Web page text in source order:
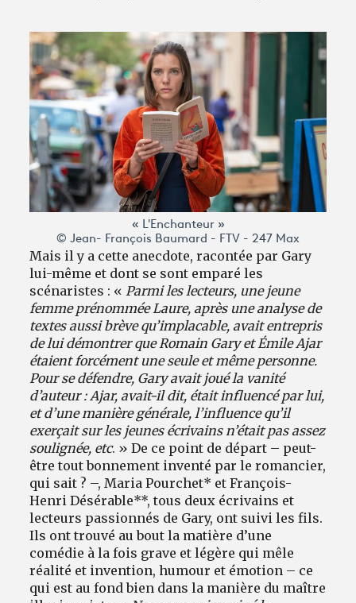
« L'Enchanteur »
© Jean- François Baumard - FTV - 247 Max
Mais il y a cette anecdote, racontée par Gary
lui-même et dont se sont emparé les
scénaristes : «Parmi les lecteurs, une jeune
femme prénommée Laure, après une analyse de
textes aussi brève qu’implacable, avait entrepris
de lui démontrer que Romain Gary et Émile Ajar
étaient forcément une seule et même personne.
Pour se défendre, Gary avait joué la vanité
d’auteur : Ajar, avait-il dit, était influencé par lui,
et d’une manière générale, l’influence qu’il
exerçait sur les jeunes écrivains n’était pas assez
soulignée, etc. » De ce point de départ – peut-
être tout bonnement inventé par le romancier,
qui sait ? –, Maria Pourchet* et François-
Henri Désérable**, tous deux écrivains et
lecteurs passionnés de Gary, ont suivi les fils.
Ils ont trouvé au bout la matière d’une
comédie à la fois grave et légère qui mêle
réalité et invention, humour et émotion – ce
qui est au fond bien dans la manière du maître